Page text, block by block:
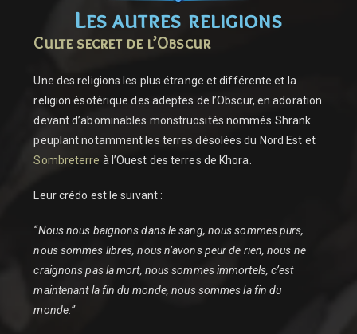
Les autres religions
Culte secret de l’Obscur
Une des religions les plus étrange et différente et la
religion ésotérique des adeptes de l’Obscur, en adoration
devant d’abominables monstruosités nommés Shrank
peuplant notamment les terres désolées du Nord Est et
Sombreterre à l’Ouest des terres de Khora.
Leur crédo est le suivant :
“Nous nous baignons dans le sang, nous sommes purs,
nous sommes libres, nous n’avons peur de rien, nous ne
craignons pas la mort, nous sommes immortels, c’est
maintenant la fin du monde, nous sommes la fin du
monde.”